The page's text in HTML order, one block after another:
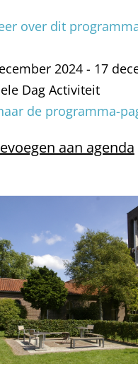
over dit
2024 - 17
Dag Activiteit
de programma-
aan agenda